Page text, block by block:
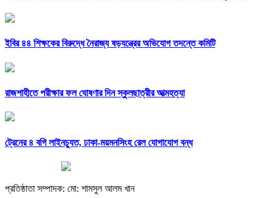
ইবির ৪৪ শিক্ষকের বিরুদ্ধে নৈরাজ্য ষড়যন্ত্রের অভিযোগ তদন্তে কমিটি
রাজশাহীতে পরীক্ষার ফল ঘোষণার দিন স্কুলছাত্রীর আত্মহত্যা
ট্রেনের ৪ বগি লাইনচ্যুত, ঢাকা-ময়মনসিংহ রেল যোগাযোগ বন্ধ
প্রতিষ্ঠাতা সম্পাদক: মো: শামসুল আলম খান